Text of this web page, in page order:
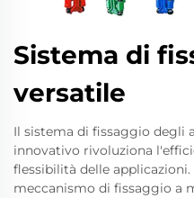
Sistema di
versatile
Il sistema di fissaggio degli
innovativo rivoluziona
flessibilità delle
meccanismo di fissaggio a